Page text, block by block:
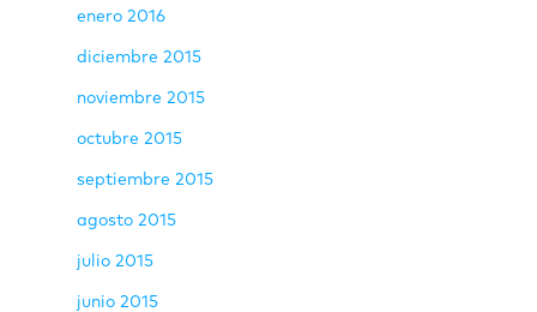
enero 2016
diciembre 2015
noviembre 2015
octubre 2015
septiembre 2015
agosto 2015
julio 2015
junio 2015